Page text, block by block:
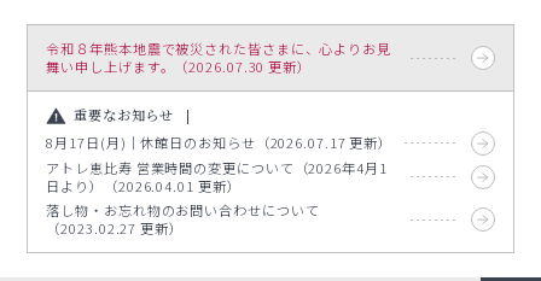
令和８年熊本地震で被災された皆さまに、心よりお見
舞い申し上げます。（2026.07.30 更新）
重要なお知らせ
8月17日(月)｜休館日のお知らせ（2026.07.17 更新）
アトレ恵比寿 営業時間の変更について（2026年4月1
日より）（2026.04.01 更新）
落し物・お忘れ物のお問い合わせについて
（2023.02.27 更新）